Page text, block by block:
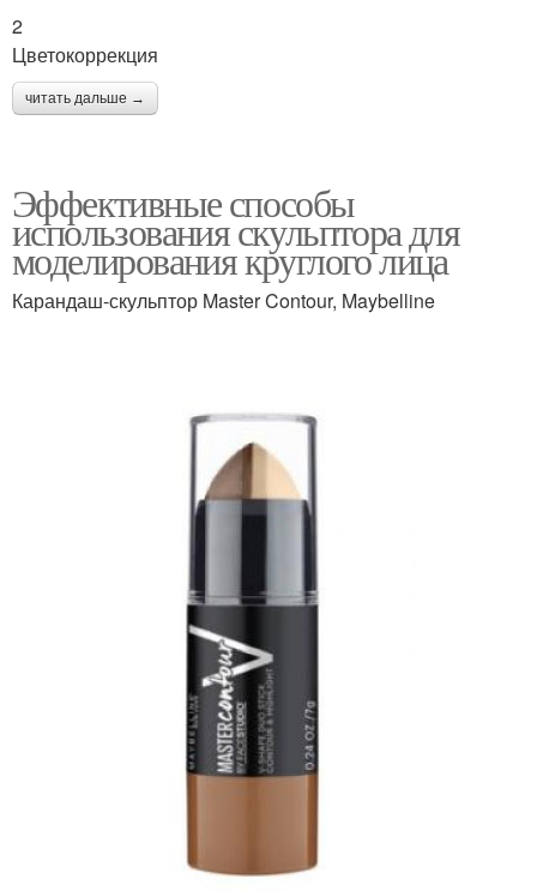
2
Цветокоррекция
читать дальше →
Эффективные способы
использования скульптора для
моделирования круглого лица
Карандаш-скульптор Master Contour, Maybelline